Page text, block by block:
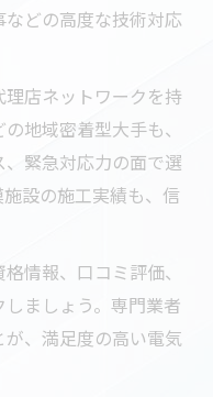
どの高度な技術対応
店ネットワークを持
地域密着型大手も、
緊急対応力の面で選
設の施工実績も、信
情報、口コミ評価、
ましょう。専門業者
、満足度の高い電気